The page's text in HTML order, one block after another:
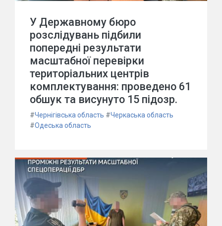
У Державному бюро
розслідувань підбили
попередні результати
масштабної перевірки
територіальних центрів
комплектування: проведено 61
обшук та висунуто 15 підозр.
#Чернігівська область #Черкаська область
#Одеська область